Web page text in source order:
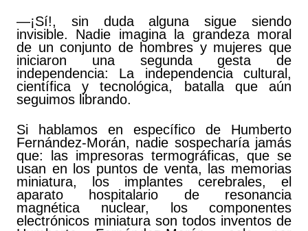
—¡Sí!, sin duda alguna sigue siendo
invisible. Nadie imagina la grandeza moral
de un conjunto de hombres y mujeres que
iniciaron una segunda gesta de
independencia: La independencia cultural,
científica y tecnológica, batalla que aún
seguimos librando.
Si hablamos en específico de Humberto
Fernández-Morán, nadie sospecharía jamás
que: las impresoras termográficas, que se
usan en los puntos de venta, las memorias
miniatura, los implantes cerebrales, el
aparato hospitalario de resonancia
magnética nuclear, los componentes
electrónicos miniatura son todos inventos de